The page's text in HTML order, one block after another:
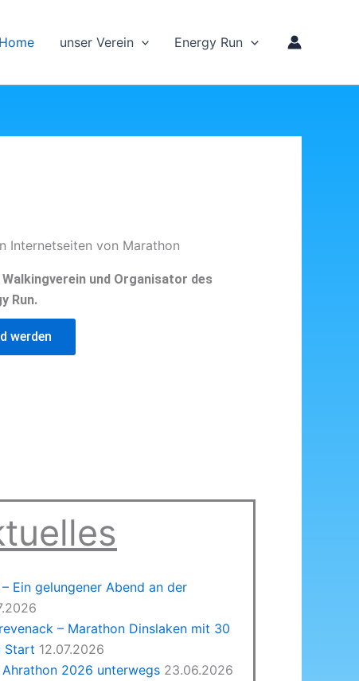
Home unser Verein Energy Run
Internetseiten von Marathon
und Organisator des
Run.
werden
Ein gelungener Abend an der
– Marathon Dinslaken mit 30
Start 12.07.2026
2026 unterwegs 23.06.2026